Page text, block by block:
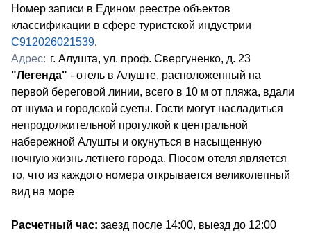
Номер записи в Едином реестре объектов
классификации в сфере туристской индустрии
С912026021539.
Адрес: г. Алушта, ул. проф. Свергуненко, д. 23
"Легенда" - отель в Алуште, расположенный на
первой береговой линии, всего в 10 м от пляжа, вдали
от шума и городской суеты. Гости могут насладиться
непродолжительной прогулкой к центральной
набережной Алушты и окунуться в насыщенную
ночную жизнь летнего города. Пюсом отеля является
то, что из каждого номера открывается великолепный
вид на море
Расчетный час: заезд после 14:00, выезд до 12:00